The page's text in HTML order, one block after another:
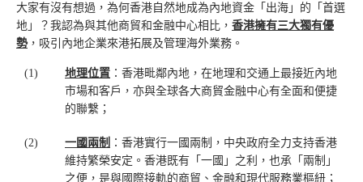
大家有沒有想過，為何香港自然地成為內地資金「出海」的「首選
地」？我認為與其他商貿和金融中心相比， 香港擁有三大獨有優
勢，吸引內地企業來港拓展及管理海外業務。
(1) 地理位置 ：香港毗鄰內地，在地理和交通上最接近內地
市場和客戶，亦與全球各大商貿金融中心有全面和便捷
的聯繫；
(2) 一國兩制 ：香港實行一國兩制，中央政府全力支持香港
維持繁榮安定。香港既有「一國」之利，也承「兩制」
之便，是與國際接軌的商貿、金融和現代服務業樞紐；